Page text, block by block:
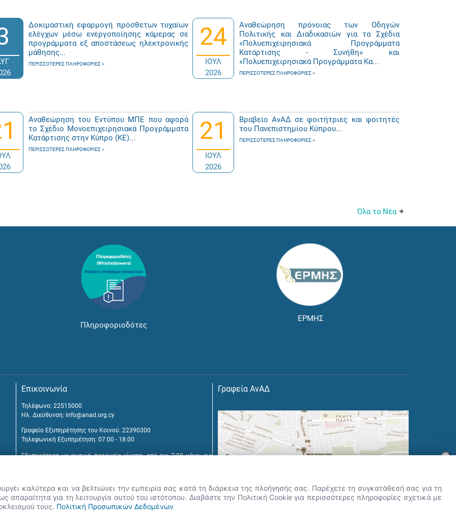
Δοκιμαστική εφαρμογή πρόσθετων τυχαίων
ελέγχων μέσω ενεργοποίησης κάμερας σε
προγράμματα εξ αποστάσεως ηλεκτρονικής
μάθησης...
ΠΕΡΙΣΣΌΤΕΡΕΣ ΠΛΗΡΟΦΟΡΊΕΣ
24
ΙΟΥΛ
2026
Αναθεώρηση πρόνοιας των Οδηγών
Πολιτικής και Διαδικασιών για τα Σχέδια
«Πολυεπιχειρησιακά Προγράμματα
Κατάρτισης - Συνήθη» και
«Πολυεπιχειρησιακά Προγράμματα Κα...
ΠΕΡΙΣΣΌΤΕΡΕΣ ΠΛΗΡΟΦΟΡΊΕΣ
Αναθεώρηση του Εντύπου ΜΠΕ που αφορά
το Σχέδιο Μονοεπιχειρησιακά Προγράμματα
Κατάρτισης στην Κύπρο (ΚΕ)...
ΠΕΡΙΣΣΌΤΕΡΕΣ ΠΛΗΡΟΦΟΡΊΕΣ
21
ΙΟΥΛ
2026
Βραβείο ΑνΑΔ σε φοιτήτριες και φοιτητές
του Πανεπιστημίου Κύπρου...
ΠΕΡΙΣΣΌΤΕΡΕΣ ΠΛΗΡΟΦΟΡΊΕΣ
Όλα τα Νέα
Πληροφοριοδότες
ΕΡΜΗΣ
Επικοινωνία
Τηλέφωνο: 22515000
Ηλ. Διεύθυνση: info@anad.org.cy
Γραφείο Εξυπηρέτησης του Κοινού: 22390300
Τηλεφωνική Εξυπηρέτηση: 07:00 - 18:00
Εξυπηρέτηση με φυσική παρουσία γίνεται από τις 7:00 μέχρι τις
Τ.Θ. 25431, 1392 Λευκωσία, Κύπρος
Γραφεία ΑνΑΔ
×
σήμερα.
καλύτερα και να βελτιώνει την εμπειρία σας κατά τη διάρκεια της πλοήγησής σας. Παρέχετε τη συγκατάθεσή σας για τη
για τη λειτουργία αυτού του ιστότοπου. Διαβάστε την Πολιτική Cookie για περισσότερες πληροφορίες σχετικά με
τους. Πολιτική Προσωπικών Δεδομένων